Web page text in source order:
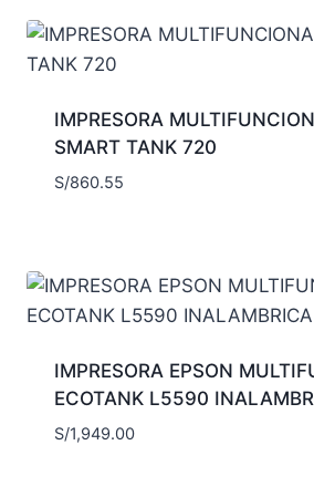
IMPRESORA
SMART TANK 720
S/860.55
IMPRESORA EPSON
ECOTANK L5590
S/1,949.00